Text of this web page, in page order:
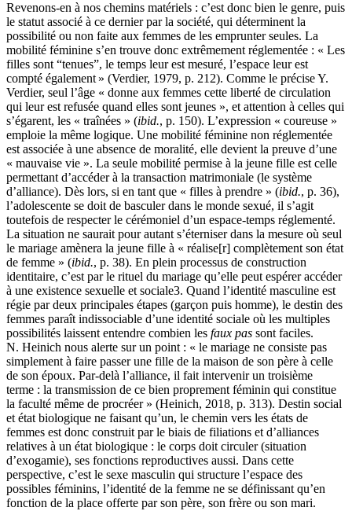
Revenons-en à nos chemins matériels : c’est donc bien le genre, puis
le statut associé à ce dernier par la société, qui déterminent la
possibilité ou non faite aux femmes de les emprunter seules. La
mobilité féminine s’en trouve donc extrêmement réglementée : « Les
filles sont “tenues”, le temps leur est mesuré, l’espace leur est
compté également » (Verdier, 1979, p. 212). Comme le précise Y.
Verdier, seul l’âge « donne aux femmes cette liberté de circulation
qui leur est refusée quand elles sont jeunes », et attention à celles qui
s’égarent, les « traînées » (ibid., p. 150). L’expression « coureuse »
emploie la même logique. Une mobilité féminine non réglementée
est associée à une absence de moralité, elle devient la preuve d’une
« mauvaise vie ». La seule mobilité permise à la jeune fille est celle
permettant d’accéder à la transaction matrimoniale (le système
d’alliance). Dès lors, si en tant que « filles à prendre » (ibid., p. 36),
l’adolescente se doit de basculer dans le monde sexué, il s’agit
toutefois de respecter le cérémoniel d’un espace-temps réglementé.
La situation ne saurait pour autant s’éterniser dans la mesure où seul
le mariage amènera la jeune fille à « réalise[r] complètement son état
de femme » (ibid., p. 38). En plein processus de construction
identitaire, c’est par le rituel du mariage qu’elle peut espérer accéder
à une existence sexuelle et sociale3. Quand l’identité masculine est
régie par deux principales étapes (garçon puis homme), le destin des
femmes paraît indissociable d’une identité sociale où les multiples
possibilités laissent entendre combien les faux pas sont faciles.
N. Heinich nous alerte sur un point : « le mariage ne consiste pas
simplement à faire passer une fille de la maison de son père à celle
de son époux. Par-delà l’alliance, il fait intervenir un troisième
terme : la transmission de ce bien proprement féminin qui constitue
la faculté même de procréer » (Heinich, 2018, p. 313). Destin social
et état biologique ne faisant qu’un, le chemin vers les états de
femmes est donc construit par le biais de filiations et d’alliances
relatives à un état biologique : le corps doit circuler (situation
d’exogamie), ses fonctions reproductives aussi. Dans cette
perspective, c’est le sexe masculin qui structure l’espace des
possibles féminins, l’identité de la femme ne se définissant qu’en
fonction de la place offerte par son père, son frère ou son mari.